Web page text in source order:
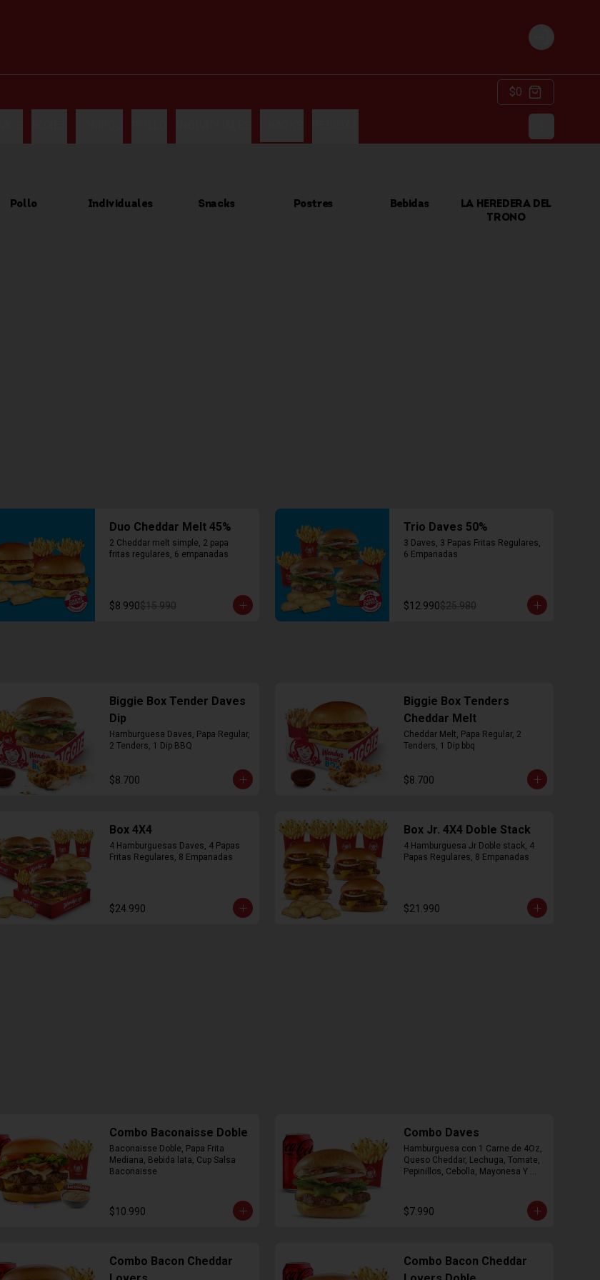
Login
$0
Pollo Individuales Snacks Postres Bebidas
LA HEREDERA DEL
TRONO
Duo Cheddar Melt 45%
2 Cheddar melt simple, 2 papa
fritas regulares, 6 empanadas
$8.990$15.990
Trio Daves 50%
3 Daves, 3 Papas Fritas Regulares,
6 Empanadas
$12.990$25.980
Biggie Box Tender Daves
Dip
Hamburguesa Daves, Papa Regular,
2 Tenders, 1 Dip BBQ
$8.700
Biggie Box Tenders
Cheddar Melt
Cheddar Melt, Papa Regular, 2
Tenders, 1 Dip bbq
$8.700
Box 4X4
4 Hamburguesas Daves, 4 Papas
Fritas Regulares, 8 Empanadas
$24.990
Box Jr. 4X4 Doble Stack
4 Hamburguesa Jr Doble stack, 4
Papas Regulares, 8 Empanadas
$21.990
Combo Baconaisse Doble
Baconaisse Doble, Papa Frita
Mediana, Bebida lata, Cup Salsa
Baconaisse
$10.990
Combo Daves
Hamburguesa con 1 Carne de 4Oz,
Queso Cheddar, Lechuga, Tomate,
Pepinillos, Cebolla, Mayonesa Y
$7.990
Combo Bacon Cheddar
Combo Bacon Cheddar